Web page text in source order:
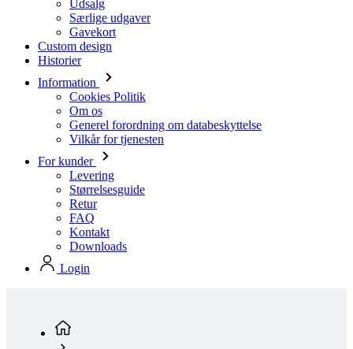
Information
Cookies Politik
Om os
Generel forordning om databeskyttelse
Vilkår for tjenesten
For kunder
Levering
Størrelsesguide
Retur
Kontakt
Downloads
Login
Kvinder